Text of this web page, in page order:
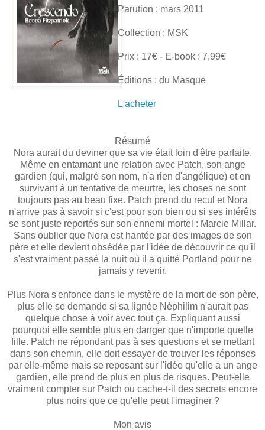
Parution : mars 2011
Collection : MSK
Prix : 17€ - E-book : 7,99€
Éditions : du Masque
L'acheter
Résumé
Nora aurait du deviner que sa vie était loin d'être parfaite.
Même en entamant une relation avec Patch, son ange
gardien (qui, malgré son nom, n'a rien d'angélique) et en
survivant à un tentative de meurtre, les choses ne sont
toujours pas au beau fixe. Patch prend du recul et Nora
n'arrive pas à savoir si c'est pour son bien ou si ses intérêts
se sont juste reportés sur son ennemi mortel : Marcie Millar.
Sans oublier que Nora est hantée par des images de son
père et elle devient obsédée par l'idée de découvrir ce qu'il
s'est vraiment passé la nuit où il a quitté Portland pour ne
jamais y revenir.
Plus Nora s'enfonce dans le mystère de la mort de son père,
plus elle se demande si sa lignée Néphilim n'aurait pas
quelque chose à voir avec tout ça. Expliquant aussi
pourquoi elle semble plus en danger que n'importe quelle
fille. Patch ne répondant pas à ses questions et se mettant
dans son chemin, elle doit essayer de trouver les réponses
par elle-même mais se reposant sur l'idée qu'elle a un ange
gardien, elle prend de plus en plus de risques. Peut-elle
vraiment compter sur Patch ou cache-t-il des secrets encore
plus noirs que ce qu'elle peut l'imaginer ?
Mon avis